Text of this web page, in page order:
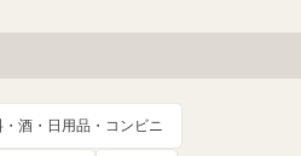
酒・日用品・コンビニ